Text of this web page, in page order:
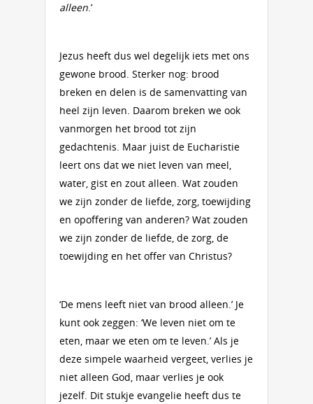
alleen.’
Jezus heeft dus wel degelijk iets met ons
gewone brood. Sterker nog: brood
breken en delen is de samenvatting van
heel zijn leven. Daarom breken we ook
vanmorgen het brood tot zijn
gedachtenis. Maar juist de Eucharistie
leert ons dat we niet leven van meel,
water, gist en zout alleen. Wat zouden
we zijn zonder de liefde, zorg, toewijding
en opoffering van anderen? Wat zouden
we zijn zonder de liefde, de zorg, de
toewijding en het offer van Christus?
‘De mens leeft niet van brood alleen.’ Je
kunt ook zeggen: ‘We leven niet om te
eten, maar we eten om te leven.’ Als je
deze simpele waarheid vergeet, verlies je
niet alleen God, maar verlies je ook
jezelf. Dit stukje evangelie heeft dus te